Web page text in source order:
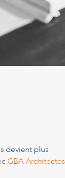
devient plus
GBA Architectes